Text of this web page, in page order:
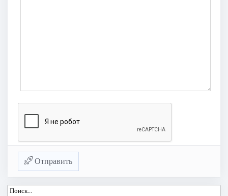
Отправить